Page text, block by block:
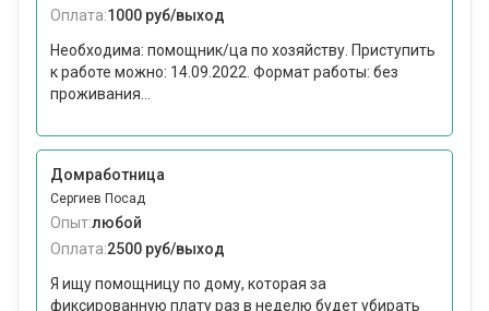
Оплата:1000 руб/выход
Необходима: помощник/ца по хозяйству. Приступить
к работе можно: 14.09.2022. Формат работы: без
проживания...
Домработница
Сергиев Посад
Опыт:любой
Оплата:2500 руб/выход
Я ищу помощницу по дому, которая за
фиксированную плату раз в неделю будет убирать